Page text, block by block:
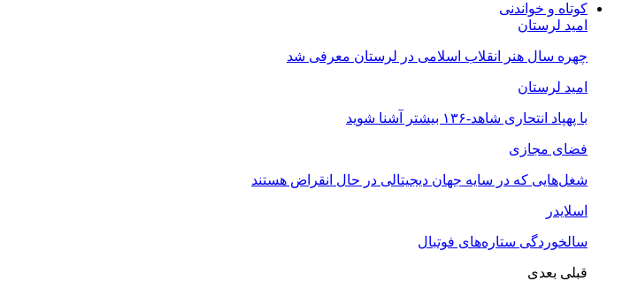
کوتاه و خواندنی
امید لرستان
چهره سال هنر انقلاب اسلامی در لرستان معرفی شد
امید لرستان
با پهپاد انتحاری شاهد-۱۳۶ بیشتر آشنا شوید
فضای مجازی
شغل‌‌هایی که در سایه جهان دیجیتالی در حال انقراض هستند
اسلایدر
سالخوردگی ستاره‌های فوتبال
قبلی بعدی